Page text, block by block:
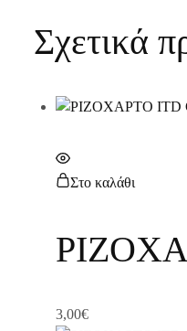
Σχετικά
Στο καλάθι
3,00€